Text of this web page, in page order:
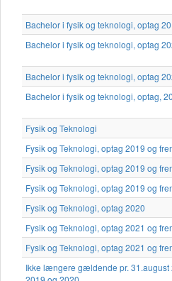
Bachelor i fysik og teknologi, optag
Bachelor i fysik og teknologi, optag
Bachelor i fysik og teknologi, optag
Bachelor i fysik og teknologi, optag,
Fysik og Teknologi
Fysik og Teknologi, optag 2019 og
Fysik og Teknologi, optag 2019 og
Fysik og Teknologi, optag 2019 og
Fysik og Teknologi, optag 2020
Fysik og Teknologi, optag 2021 og
Fysik og Teknologi, optag 2021 og
Ikke længere gældende pr. 31.august